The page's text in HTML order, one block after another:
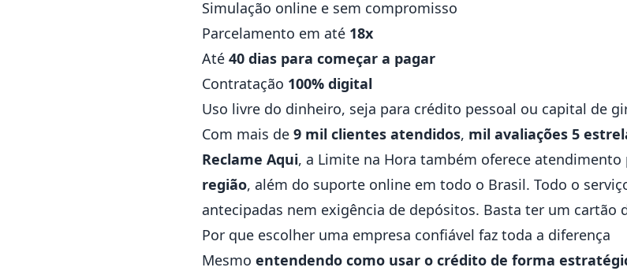
Simulação online e sem compromisso
Parcelamento em até 18x
Até 40 dias para começar a pagar
Contratação 100% digital
Uso livre do dinheiro, seja para crédito pessoal ou capital de
Com mais de 9 mil clientes atendidos, mil avaliações 5
Reclame Aqui, a Limite na Hora também oferece atendimento
região, além do suporte online em todo o Brasil. Todo o
antecipadas nem exigência de depósitos. Basta ter um
Por que escolher uma empresa confiável faz toda a diferença
Mesmo entendendo como usar o crédito de forma